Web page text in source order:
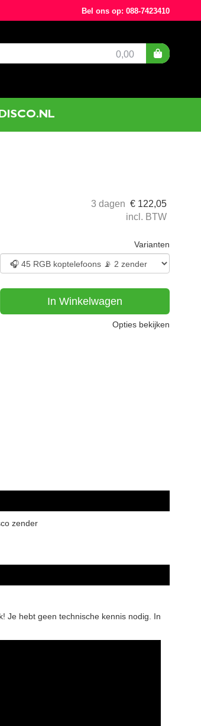
Bel ons op: 088-7423410
0,00
3 dagen € 122,05
incl. BTW
Varianten
In Winkelwagen
Opties bekijken
zender
Je hebt geen technische kennis nodig. In